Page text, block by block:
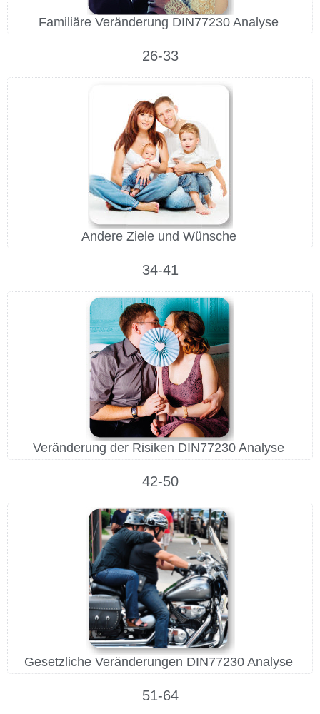
Familiäre Veränderung DIN77230 Analyse
26-33
Andere Ziele und Wünsche
34-41
Veränderung der Risiken DIN77230 Analyse
42-50
Gesetzliche Veränderungen DIN77230 Analyse
51-64